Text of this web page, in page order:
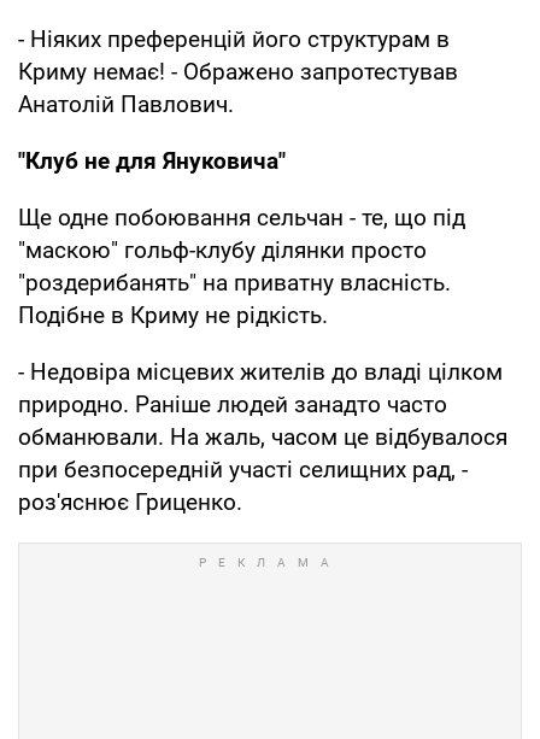
- Ніяких преференцій його структурам в
Криму немає! - Ображено запротестував
Анатолій Павлович.
"Клуб не для Януковича"
Ще одне побоювання сельчан - те, що під
"маскою" гольф-клубу ділянки просто
"роздерибанять" на приватну власність.
Подібне в Криму не рідкість.
- Недовіра місцевих жителів до владі цілком
природно. Раніше людей занадто часто
обманювали. На жаль, часом це відбувалося
при безпосередній участі селищних рад, -
роз'яснює Гриценко.